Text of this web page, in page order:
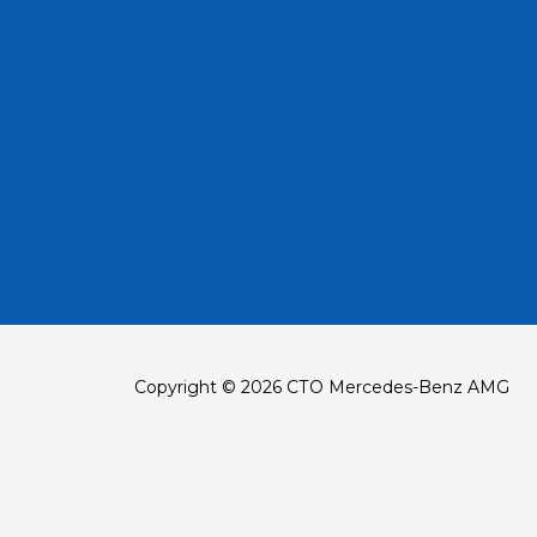
Copyright © 2026 СТО Mercedes-Benz AMG